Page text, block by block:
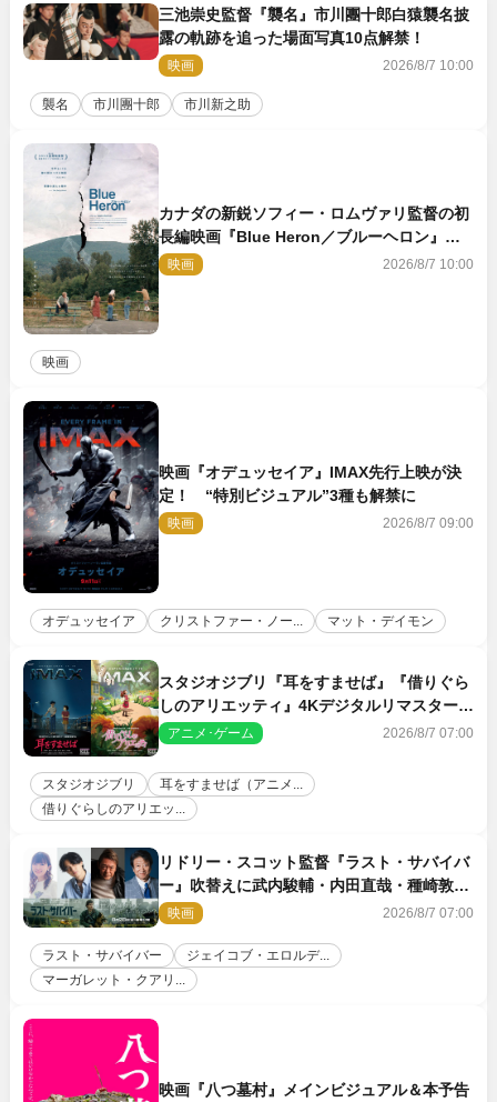
三池崇史監督『襲名』市川團十郎白猿襲名披
露の軌跡を追った場面写真10点解禁！
映画 2026/8/7 10:00
襲名 市川團十郎 市川新之助
カナダの新鋭ソフィー・ロムヴァリ監督の初
長編映画『Blue Heron／ブルーヘロン』
10.23公開
映画 2026/8/7 10:00
映画
映画『オデュッセイア』IMAX先行上映が決
定！ “特別ビジュアル”3種も解禁に
映画 2026/8/7 09:00
オデュッセイア クリストファー・ノー... マット・デイモン
スタジオジブリ『耳をすませば』『借りぐら
しのアリエッティ』4Kデジタルリマスターで
IMAX上映決定！
アニメ･ゲーム 2026/8/7 07:00
スタジオジブリ
耳をすませば（アニメ...
借りぐらしのアリエッ...
リドリー・スコット監督『ラスト・サバイバ
ー』吹替えに武内駿輔・内田直哉・種崎敦
美・井上和彦ら豪華声優陣が集結！
映画 2026/8/7 07:00
ラスト・サバイバー
ジェイコブ・エロルデ...
マーガレット・クアリ...
映画『八つ墓村』メインビジュアル＆本予告